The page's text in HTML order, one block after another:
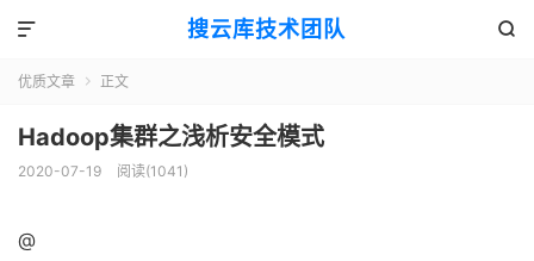
搜云库技术团队 

优质文章  正文
Hadoop集群之浅析安全模式
2020-07-19 阅读(1041 )
@